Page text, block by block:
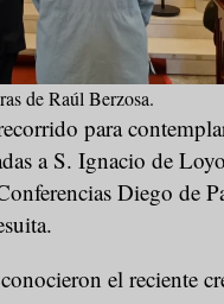
de Raúl Berzosa.
para
a S. Ignacio de
Diego de
el reciente